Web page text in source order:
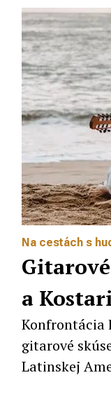
Na cestách s
a
Konfrontácia
gitarové
Latinskej